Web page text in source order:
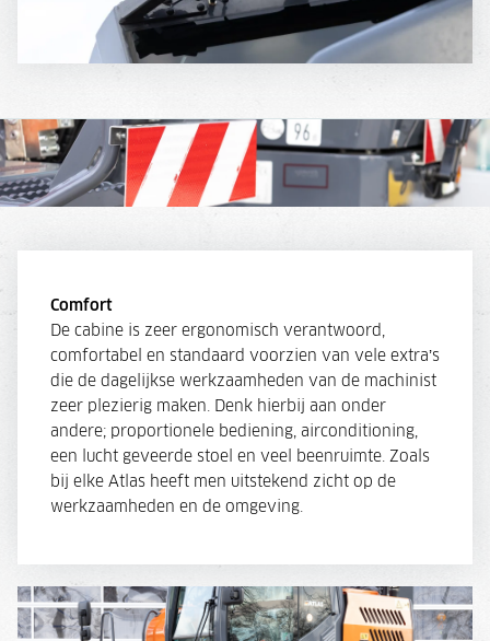
Comfort
De cabine is zeer ergonomisch verantwoord,
comfortabel en standaard voorzien van vele extra’s
die de dagelijkse werkzaamheden van de machinist
zeer plezierig maken. Denk hierbij aan onder
andere; proportionele bediening, airconditioning,
een lucht geveerde stoel en veel beenruimte. Zoals
bij elke Atlas heeft men uitstekend zicht op de
werkzaamheden en de omgeving.